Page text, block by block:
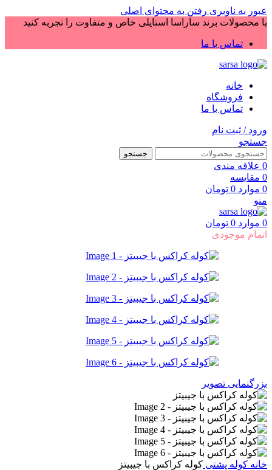
عبور به ناوبری رفتن به محتوای اصلی
با محصولات برند ساراسا استایلی خاص و متفاوت را تجربه کنید
تماس با ما
خانه
فروشگاه
تماس با ما
ورود / ثبت نام
جستجو
جستجو
0 علاقه مندی
0 مقایسه
0 موارد 0 تومان
منو
0 موارد 0 تومان
اتمام موجودی
بزرگنمایی تصویر
خانه کوله پشتی کوله کراکس با جیبیتز